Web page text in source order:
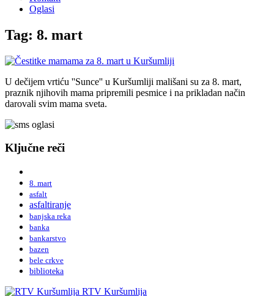
Oglasi
Tag: 8. mart
U dečijem vrtiću ''Sunce'' u Kuršumliji mališani su za 8. mart,
praznik njihovih mama pripremili pesmice i na prikladan način
darovali svim mama sveta.
Ključne reči
8. mart
asfalt
asfaltiranje
banjska reka
banka
bankarstvo
bazen
bele crkve
biblioteka
RTV Kuršumlija